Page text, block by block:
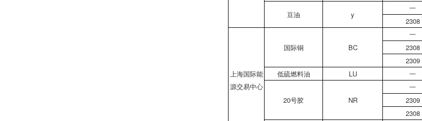
豆油 y
一
2308
上海国际能
源交易中心
国际铜 BC
一
2308
2309
低硫燃料油
LU 一
20号胶 NR
一
2309
2308